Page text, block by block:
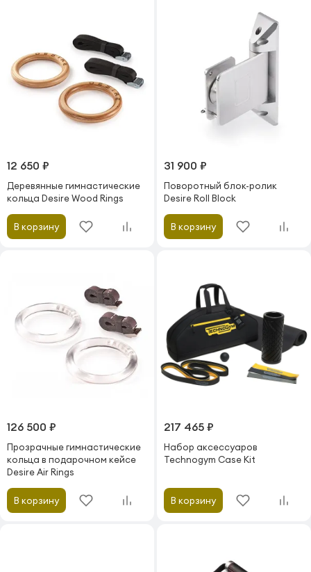
12 650 ₽
Деревянные гимнастические
кольца Desire Wood Rings
В корзину
31 900 ₽
Поворотный блок-ролик
Desire Roll Block
В корзину
126 500 ₽
Прозрачные гимнастические
кольца в подарочном кейсе
Desire Air Rings
В корзину
217 465 ₽
Набор аксессуаров
Technogym Case Kit
В корзину